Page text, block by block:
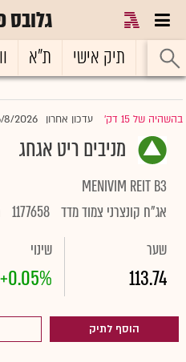
גלובס
ראשי תיק אישי ת"א
בהשהיה של 15 דק' |עדכון אחרון 8/2026
מניבים ריט אגחג
MENIVIM REIT B3
אג"ח קונצרני צמוד מדד 1177658
שער
113.74
שינוי
+0.05%
הוסף לתיק